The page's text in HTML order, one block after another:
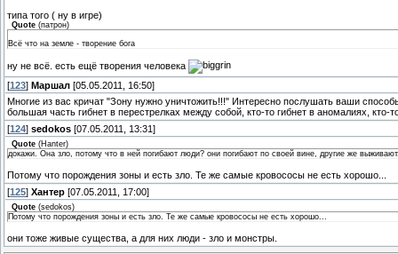
типа того ( ну в игре)
Quote (патрон)
Всё что на земле - творение бога
ну не всё. есть ещё творения человека
[123] Маршал [05.05.2011, 16:50]
Многие из вас кричат "Зону нужно уничтожить!!!" Интересно послушать ваши
большая часть гибнет в перестрелках между собой, кто-то гибнет в аномалиях, кто-
[124] sedokos [07.05.2011, 13:31]
Quote (Hanter)
докажи. Она зло, потому что в ней погибают люди? они погибают по своей вине, другие же
Потому что порождения зоны и есть зло. Те же самые кровососы не есть хорошо...
[125] Хантер [07.05.2011, 17:00]
Quote (sedokos)
Потому что порождения зоны и есть зло. Те же самые кровососы не есть хорошо...
они тоже живые существа, а для них люди - зло и монстры.